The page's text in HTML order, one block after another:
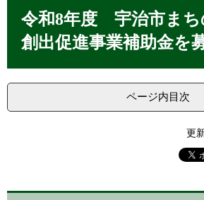
令和8年度 宇治市まち
創出促進事業補助金を
ページ内目次
更